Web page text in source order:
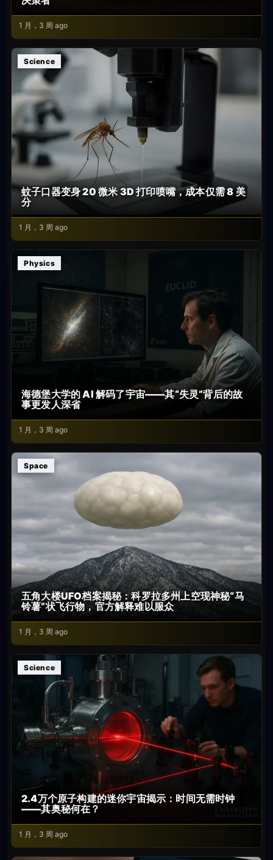
1 月，3 周 ago
Science
蚊子口器变身 20 微米 3D 打印喷嘴，成本仅需 8 美
分
1 月，3 周 ago
Physics
海德堡大学的 AI 解码了宇宙——其“失灵”背后的故
事更发人深省
1 月，3 周 ago
Space
五角大楼UFO档案揭秘：科罗拉多州上空现神秘“马
铃薯”状飞行物，官方解释难以服众
1 月，3 周 ago
Science
2.4万个原子构建的迷你宇宙揭示：时间无需时钟
——其奥秘何在？
1 月，3 周 ago